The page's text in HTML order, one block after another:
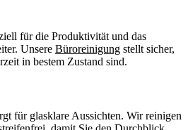
für die Produktivität und das
Unsere Büroreinigung stellt sicher,
in bestem Zustand sind.
für glasklare Aussichten. Wir reinigen